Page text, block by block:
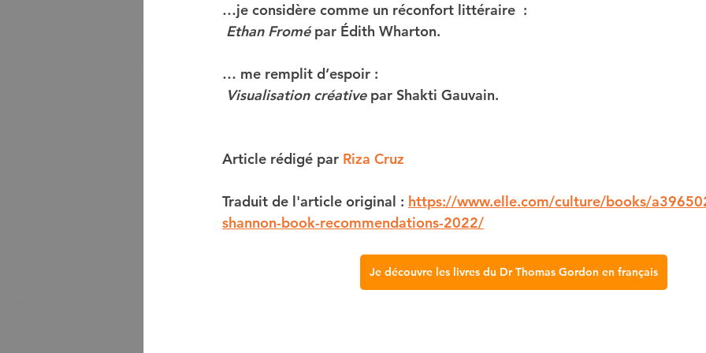
…je considère comme un réconfort littéraire  :
Ethan Fromé par Édith Wharton.
… me remplit d’espoir :
Visualisation créative par Shakti Gauvain.
Article rédigé par Riza Cruz
Traduit de l'article original : https://www.elle.com/culture/books/
shannon-book-recommendations-2022/
Je découvre les livres du Dr Thomas Gordon en français